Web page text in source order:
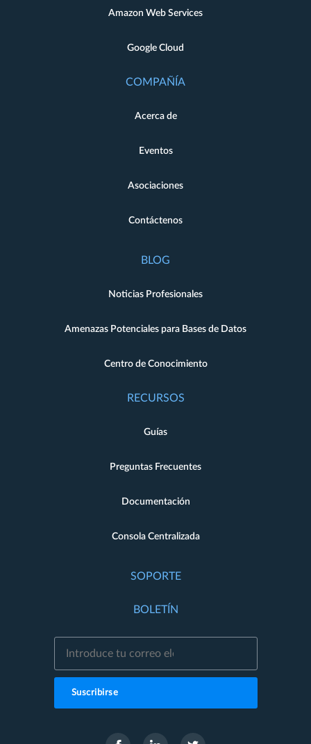
Amazon Web Services
Google Cloud
COMPAÑÍA
Acerca de
Eventos
Asociaciones
Contáctenos
BLOG
Noticias Profesionales
Amenazas Potenciales para Bases de Datos
Centro de Conocimiento
RECURSOS
Guías
Preguntas Frecuentes
Documentación
Consola Centralizada
SOPORTE
BOLETÍN
Suscribirse